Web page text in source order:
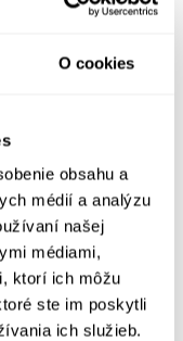
O cookies
obsahu a
médií a analýzu
našej
médiami,
ktorí ich môžu
ste im poskytli
ich služieb.
Všichni,
na tom, že
V Aukci je
snaha,
Veletrh je
pojetí se mírně
a dokladem
je omluvou pro